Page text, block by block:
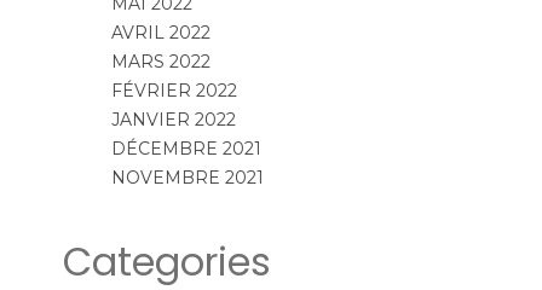
AVRIL 2022
MARS 2022
FÉVRIER 2022
JANVIER 2022
DÉCEMBRE 2021
NOVEMBRE 2021
Categories